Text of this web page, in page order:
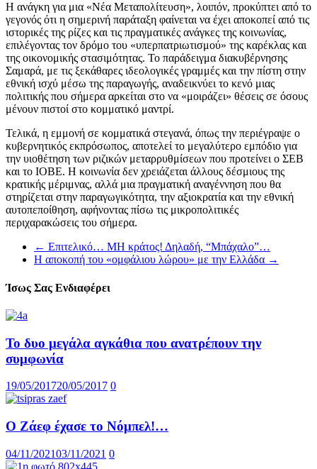
Η ανάγκη για μια «Νέα Μεταπολίτευση», λοιπόν, προκύπτει από το
γεγονός ότι η σημερινή παράταξη φαίνεται να έχει αποκοπεί από τις
ιστορικές της ρίζες και τις πραγματικές ανάγκες της κοινωνίας,
επιλέγοντας τον δρόμο του «υπερπατριωτισμού» της καρέκλας και
της οικονομικής στασιμότητας. Το παράδειγμα διακυβέρνησης
Σαμαρά, με τις ξεκάθαρες ιδεολογικές γραμμές και την πίστη στην
εθνική ισχύ μέσω της παραγωγής, αναδεικνύει το κενό μιας
πολιτικής που σήμερα αρκείται στο να «μοιράζει» θέσεις σε όσους
μένουν πιστοί στο κομματικό μαντρί.
Τελικά, η εμμονή σε κομματικά στεγανά, όπως την περιέγραψε ο
κυβερνητικός εκπρόσωπος, αποτελεί το μεγαλύτερο εμπόδιο για
την υιοθέτηση των ριζικών μεταρρυθμίσεων που προτείνει ο ΣΕΒ
και το ΙΟΒΕ. Η κοινωνία δεν χρειάζεται άλλους δέσμιους της
κρατικής μέριμνας, αλλά μια πραγματική αναγέννηση που θα
στηρίζεται στην παραγωγικότητα, την αξιοκρατία και την εθνική
αυτοπεποίθηση, αφήνοντας πίσω τις μικροπολιτικές
περιχαρακώσεις του σήμερα.
← Επιτελικό… ΜΗ κράτος! Δηλαδή, “Μπάχαλο”…
Η αποκοπή του «ομφάλιου λώρου» με την Ελλάδα →
Ίσως Σας Ενδιαφέρει
Το δυο μεγάλα αγκάθια που ανατρέπουν την
συμφωνία
19/05/201720/05/2017 0
Ο Ζάεφ έχασε το Νόμπελ!…
04/11/202103/11/2021 0